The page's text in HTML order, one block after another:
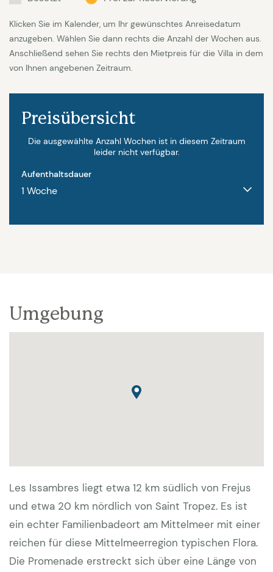
Klicken Sie im Kalender, um Ihr gewünschtes Anreisedatum
anzugeben. Wählen Sie dann rechts die Anzahl der Wochen aus.
Anschließend sehen Sie rechts den Mietpreis für die Villa in dem
von Ihnen angebenen Zeitraum.
Preisübersicht
Die ausgewählte Anzahl Wochen ist in diesem Zeitraum
leider nicht verfügbar.
Aufenthaltsdauer
Umgebung
Les Issambres liegt etwa 12 km südlich von Frejus
und etwa 20 km nördlich von Saint Tropez. Es ist
ein echter Familienbadeort am Mittelmeer mit einer
reichen für diese Mittelmeerregion typischen Flora.
Die Promenade erstreckt sich über eine Länge von